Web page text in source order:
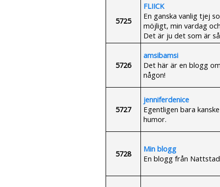
5725
FLIICK
En ganska vanlig tjej
möjligt, min vardag
Det är ju det som är
5726
amsibamsi
Det här är en blogg
någon!
5727
jenniferdenice
Egentligen bara
humor.
5728
Min blogg
En blogg från